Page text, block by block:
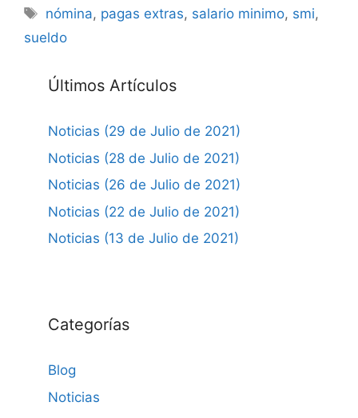
Etiquetas
nómina, pagas extras, salario minimo, smi,
sueldo
Últimos Artículos
Noticias (29 de Julio de 2021)
Noticias (28 de Julio de 2021)
Noticias (26 de Julio de 2021)
Noticias (22 de Julio de 2021)
Noticias (13 de Julio de 2021)
Categorías
Blog
Noticias